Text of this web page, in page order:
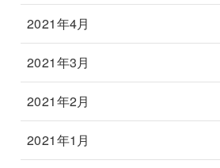
2021年4月
2021年3月
2021年2月
2021年1月